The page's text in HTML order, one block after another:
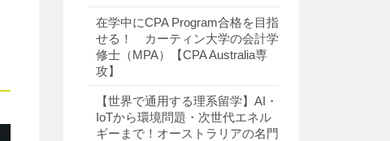
在学中にCPA Program合格を目指
せる！ カーティン大学の会計学
修士（MPA）【CPA Australia専
攻】
【世界で通用する理系留学】AI・
IoTから環境問題・次世代エネル
ギーまで！オーストラリアの名門